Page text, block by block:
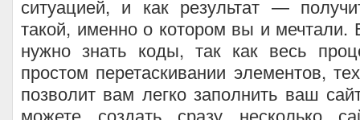
ситуацией, и как результат —
такой, именно о котором вы и мечтали.
нужно знать коды, так как весь
простом перетаскивании элементов,
позволит вам легко заполнить ваш
можете создать сразу несколько